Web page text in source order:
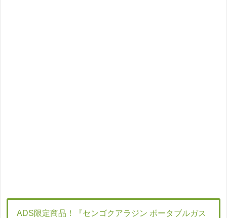
ADS限定商品！『センゴクアラジン ポータブルガス